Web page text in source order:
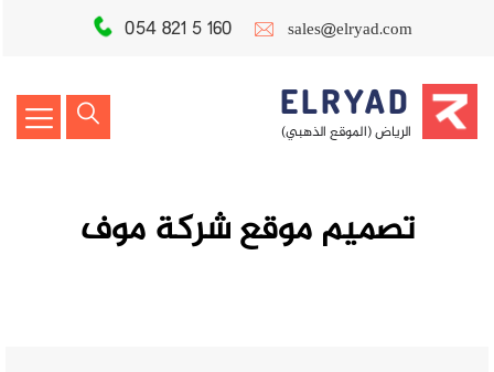
sales@elryad.com
054 821 5 160
ELRYAD
الرياض (الموقع الذهبي)
تصميم موقع شركة موف